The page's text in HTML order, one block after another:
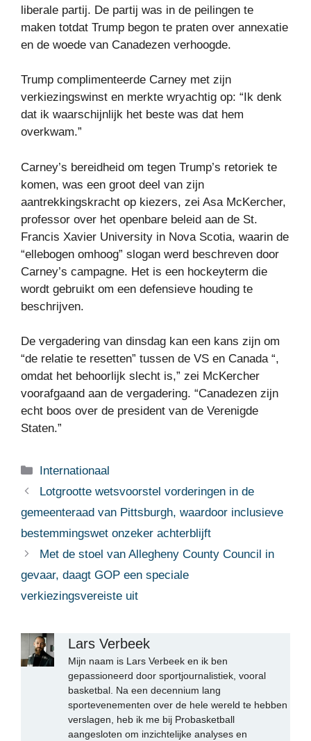
liberale partij. De partij was in de peilingen te
maken totdat Trump begon te praten over annexatie
en de woede van Canadezen verhoogde.
Trump complimenteerde Carney met zijn
verkiezingswinst en merkte wryachtig op: “Ik denk
dat ik waarschijnlijk het beste was dat hem
overkwam.”
Carney’s bereidheid om tegen Trump’s retoriek te
komen, was een groot deel van zijn
aantrekkingskracht op kiezers, zei Asa McKercher,
professor over het openbare beleid aan de St.
Francis Xavier University in Nova Scotia, waarin de
“ellebogen omhoog” slogan werd beschreven door
Carney’s campagne. Het is een hockeyterm die
wordt gebruikt om een ​​defensieve houding te
beschrijven.
De vergadering van dinsdag kan een kans zijn om
“de relatie te resetten” tussen de VS en Canada “,
omdat het behoorlijk slecht is,” zei McKercher
voorafgaand aan de vergadering. “Canadezen zijn
echt boos over de president van de Verenigde
Staten.”
Categorieën
Internationaal
Lotgrootte wetsvoorstel vorderingen in de
gemeenteraad van Pittsburgh, waardoor inclusieve
bestemmingswet onzeker achterblijft
Met de stoel van Allegheny County Council in
gevaar, daagt GOP een speciale
verkiezingsvereiste uit
Lars Verbeek
Mijn naam is Lars Verbeek en ik ben
gepassioneerd door sportjournalistiek, vooral
basketbal. Na een decennium lang
sportevenementen over de hele wereld te hebben
verslagen, heb ik me bij Probasketball
aangesloten om inzichtelijke analyses en